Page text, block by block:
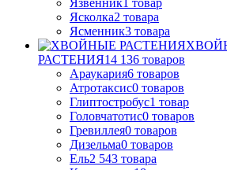
Ясколка2 товара
Ясменник3 товара
РАСТЕНИЯ14 136 товаров
Араукария6 товаров
Атротаксис0 товаров
Глиптостробус1 товар
Головчатотис0 товаров
Гревиллея0 товаров
Дизельма0 товаров
Ель2 543 товара